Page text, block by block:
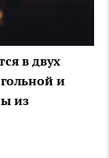
в двух
и
из